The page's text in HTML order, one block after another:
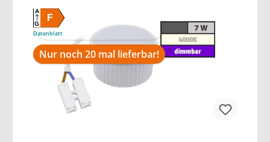
F
A
G
Datenblatt
Nur noch 20 mal lieferbar!